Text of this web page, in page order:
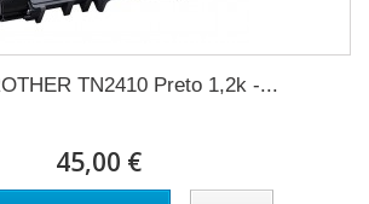
TN2410 Preto 1,2k -...
45,00 €